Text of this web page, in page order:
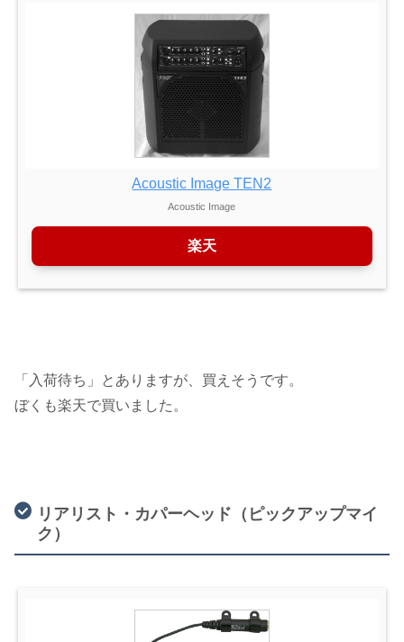
Acoustic Image TEN2
Acoustic Image
楽天
「入荷待ち」とありますが、買えそうです。
ぼくも楽天で買いました。
リアリスト・カパーヘッド（ピックアップマイ
ク）